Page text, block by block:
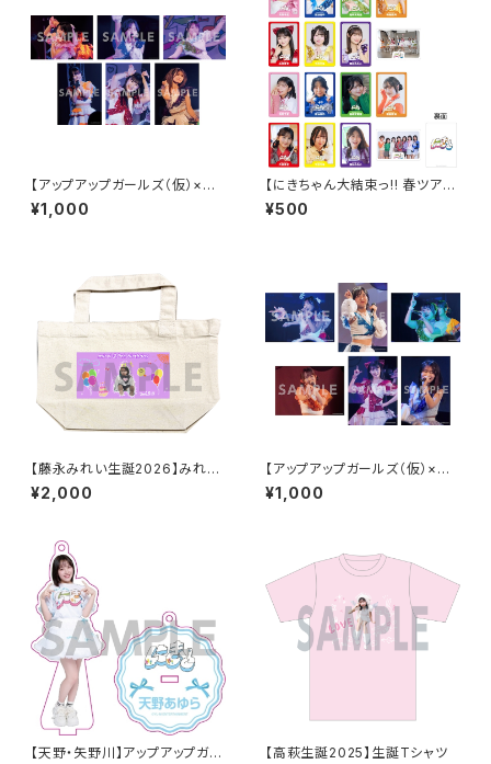
【アップアップガールズ（仮）×
（２）】2Lポートレート（夜公演）
¥1,000
【にきちゃん大結束っ!! 春ツアー
2026】にきちゃんトレカ 第二弾
¥500
【藤永みれい生誕2026】みれた
ん描き下ろし トートバッグ
¥2,000
【アップアップガールズ（仮）×
（２）】2Lポートレート（昼公演）
¥1,000
【天野・矢野川】アップアップガー
【高萩生誕2025】生誕Tシャツ